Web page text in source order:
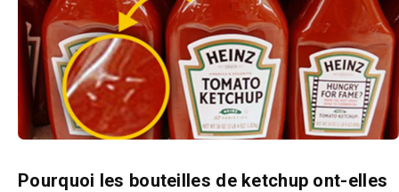
Pourquoi les bouteilles de ketchup ont-elles